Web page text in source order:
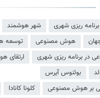
برنامه ریزی شهری
شهر هوشمند
هوش مصنوعی
توسعه
در برنامه ریزی شهری
ارتقای
بوئنوس آیرس
بر هوش مصنوعی
کلونا کانادا